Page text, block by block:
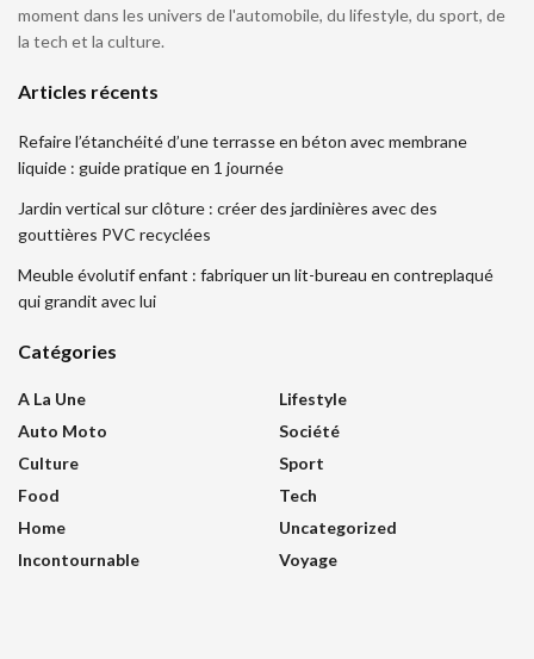
moment dans les univers de l'automobile, du lifestyle, du sport, de
la tech et la culture.
Articles récents
Refaire l’étanchéité d’une terrasse en béton avec membrane
liquide : guide pratique en 1 journée
Jardin vertical sur clôture : créer des jardinières avec des
gouttières PVC recyclées
Meuble évolutif enfant : fabriquer un lit-bureau en contreplaqué
qui grandit avec lui
Catégories
A La Une
Auto Moto
Culture
Food
Home
Incontournable
Lifestyle
Société
Sport
Tech
Uncategorized
Voyage